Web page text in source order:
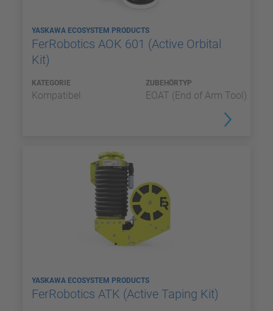
YASKAWA ECOSYSTEM PRODUCTS
FerRobotics AOK 601 (Active Orbital
Kit)
KATEGORIE
Kompatibel
ZUBEHÖRTYP
EOAT (End of Arm Tool)
YASKAWA ECOSYSTEM PRODUCTS
FerRobotics ATK (Active Taping Kit)